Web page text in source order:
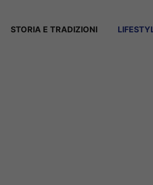
STORIA E TRADIZIONI